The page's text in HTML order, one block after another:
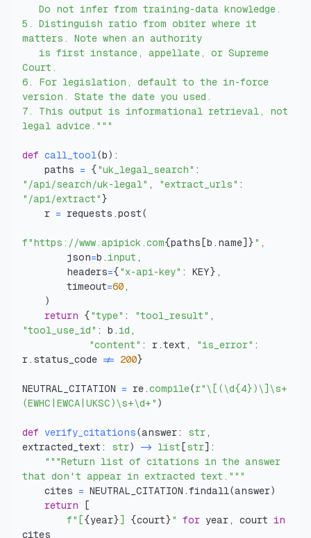
5. Distinguish ratio from obiter where it
6. For legislation, default to the in-force
7. This output is informational retrieval, not
legal advice."""
def call_tool(b) :
    paths
= { "uk_legal_search" :
"/api/search/uk-legal" , "extract_urls" :
"/api/extract" }
    r
= requests .post(
f"https://www.apipick.com{paths [b . name] }" ,
        json
=b . input ,
        headers
={ "x-api-key" : KEY} ,
        timeout
=60 ,
)
return
{ "type" : "tool_result" ,
"tool_use_id" : b . id ,
"content" : r .text , "is_error" :
r . status_code != 200}
NEUTRAL_CITATION = re .compile(r"\[(\d{4})\]\s+
(EWHC|EWCA|UKSC)\s+\d+" )
def verify_citations(answer: str ,
extracted_text : str) - list [str] :
"""Return list of citations in the answer
that don't appear in extracted text."""
    cites
= NEUTRAL_CITATION .findall(answer)
return
[
f"[{year}] {court}" for year , court in